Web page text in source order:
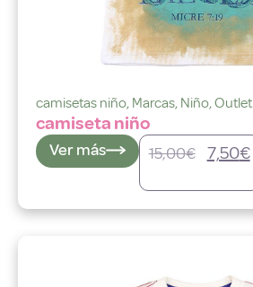
camisetas niño, Marcas, Niño,Outlet
camiseta niño
Ver más 15,00€ 7,50€